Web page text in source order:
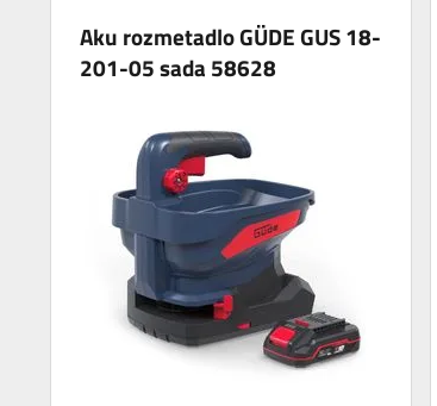
Aku rozmetadlo GÜDE GUS 18-
201-05 sada 58628